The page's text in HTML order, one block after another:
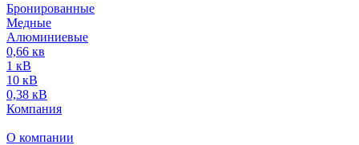
Бронированные
Медные
Алюминиевые
0,66 кв
1 кВ
10 кВ
0,38 кВ
Компания
О компании